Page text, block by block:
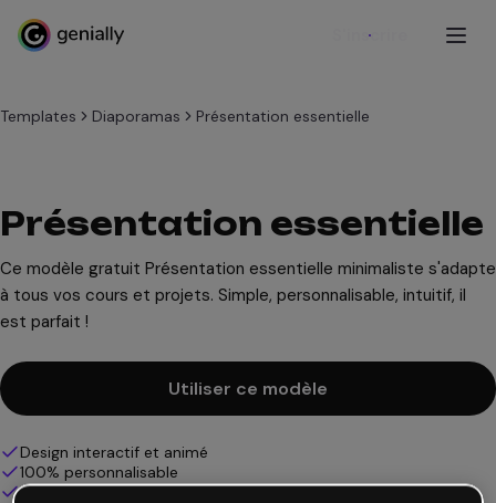
S'inscrire
Templates Diaporamas Présentation essentielle
Présentation essentielle
Ce modèle gratuit Présentation essentielle minimaliste s'adapte
à tous vos cours et projets. Simple, personnalisable, intuitif, il
est parfait !
Utiliser ce modèle
Design interactif et animé
100% personnalisable
Ajoutez audio, vidéo et multimédia